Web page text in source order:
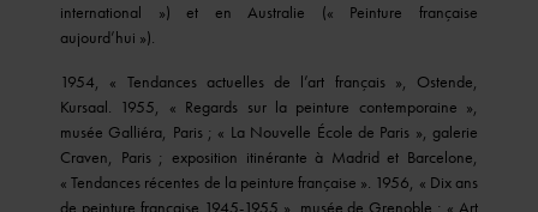
international ») et en Australie (« Peinture française
aujourd’hui »).
1954, « Tendances actuelles de l’art français », Ostende,
Kursaal. 1955, « Regards sur la peinture contemporaine »,
musée Galliéra, Paris ; « La Nouvelle École de Paris », galerie
Craven, Paris ; exposition itinérante à Madrid et Barcelone,
« Tendances récentes de la peinture française ». 1956, « Dix ans
de peinture française 1945-1955 », musée de Grenoble ; « Art